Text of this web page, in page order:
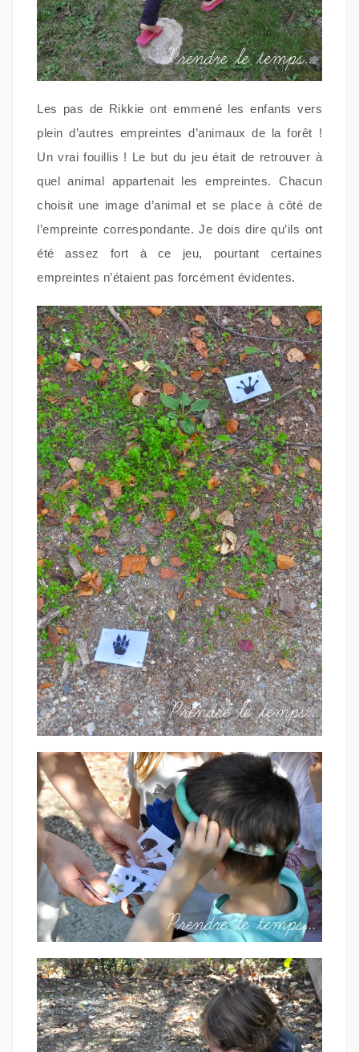
Les pas de Rikkie ont emmené les enfants vers
plein d’autres empreintes d’animaux de la forêt !
Un vrai fouillis ! Le but du jeu était de retrouver à
quel animal appartenait les empreintes. Chacun
choisit une image d’animal et se place à côté de
l’empreinte correspondante. Je dois dire qu’ils ont
été assez fort à ce jeu, pourtant certaines
empreintes n’étaient pas forcément évidentes.